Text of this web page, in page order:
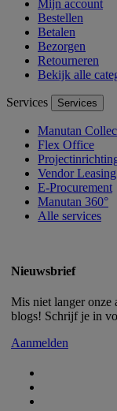
Mijn account
Bestellen
Betalen
Bezorgen
Retourneren
Bekijk alle
Services Services
Manutan
Flex Office
Vendor Leasing
E-Procurement
Manutan 360°
Alle services
Nieuwsbrief
Mis niet langer onze
blogs! Schrijf je in
Aanmelden